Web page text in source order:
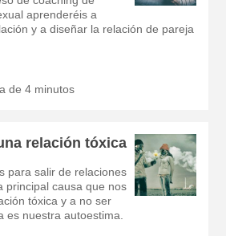
aprenderéis a
y a diseñar la relación de pareja
de 4 minutos
relación tóxica
para salir de relaciones
principal causa que nos
tóxica y a no ser
es nuestra autoestima.